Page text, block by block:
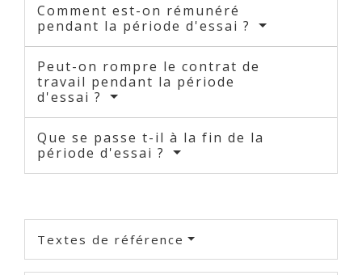
Comment est-on rémunéré
pendant la période d'essai ?
Peut-on rompre le contrat de
travail pendant la période
d'essai ?
Que se passe t-il à la fin de la
période d'essai ?
Textes de référence